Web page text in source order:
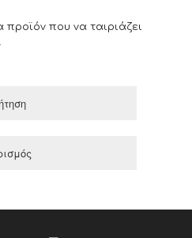
προϊόν που να ταιριάζει